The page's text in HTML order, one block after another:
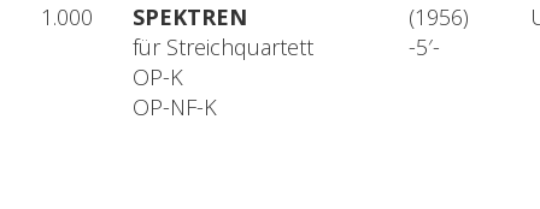
1.000
SPEKTREN
für Streichquartett
OP-K
OP-NF-K
(1956)
-5′-